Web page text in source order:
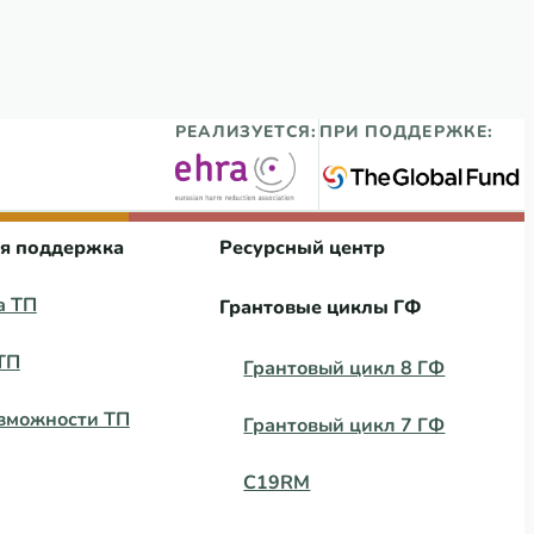
государств ВЕЦА
РЕАЛИЗУЕТСЯ: ПРИ ПОДДЕРЖКЕ:
поддержка
ТП
ТП
Ресурсный центр
Грантовые циклы ГФ
Грантовый цикл 8 ГФ
Грантовый цикл 7 ГФ
C19RM